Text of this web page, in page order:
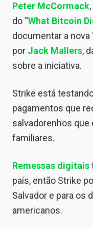
Contato
Peter McCormack
do “What Bitcoin
documentar a nova
por Jack Mallers,
sobre a iniciativa.
Strike está
pagamentos que
salvadorenhos que
familiares.
Remessas digitais
país, então Strike
Salvador e para os
americanos.